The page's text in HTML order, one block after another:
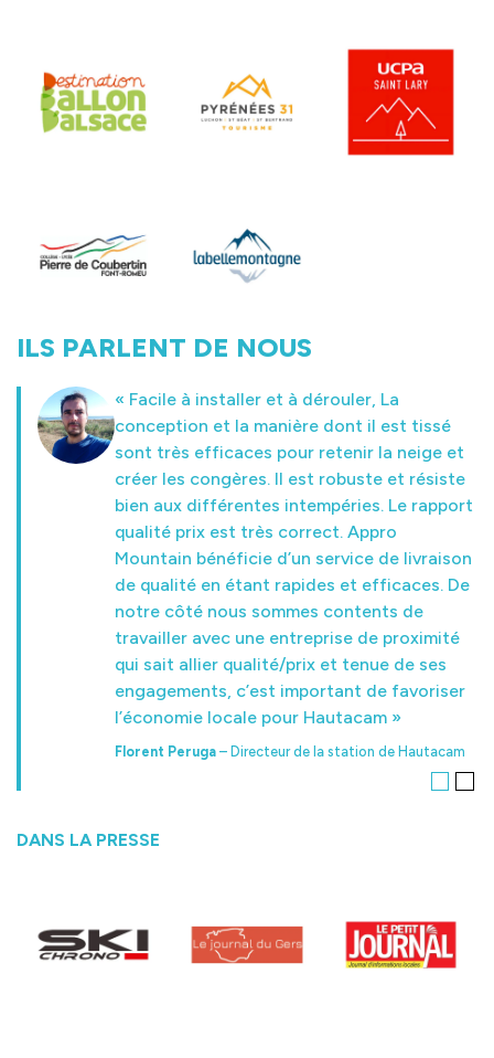
ILS PARLENT DE NOUS
« Facile à installer et à dérouler, La
conception et la manière dont il est tissé
sont très efficaces pour retenir la neige et
créer les congères. Il est robuste et résiste
bien aux différentes intempéries. Le rapport
qualité prix est très correct. Appro
Mountain bénéficie d’un service de livraison
de qualité en étant rapides et efficaces. De
notre côté nous sommes contents de
travailler avec une entreprise de proximité
qui sait allier qualité/prix et tenue de ses
engagements, c’est important de favoriser
l’économie locale pour Hautacam »
Florent Peruga – Directeur de la station de Hautacam
« J’apprécie les produits de balisage pour
leur qualité (sérigraphie) et leur prix !»
Joris Pupunat – Directeur services des pistes de Haute
Garonne
DANS LA PRESSE